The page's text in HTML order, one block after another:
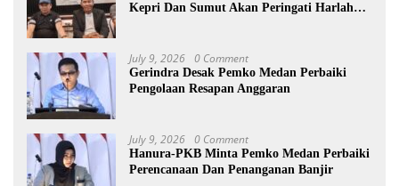
Kepri Dan Sumut Akan Peringati Harlah
July 9, 2026 0 Comment
Gerindra Desak Pemko Medan Perbaiki
Pengolaan Resapan Anggaran
July 9, 2026 0 Comment
Hanura-PKB Minta Pemko Medan Perbaiki
Perencanaan Dan Penanganan Banjir